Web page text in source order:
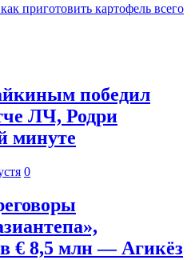
приготовить картофель всего
победил
ЛЧ, Родри
минуте
0
€ 8,5 млн — Агикёз